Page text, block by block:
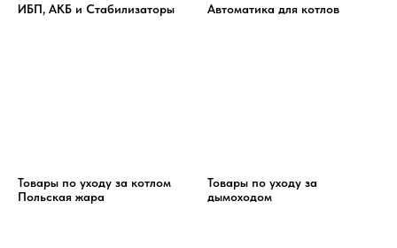
ИБП, АКБ и Стабилизаторы Автоматика для котлов
Товары по уходу за котлом
Польская жара
Товары по уходу за
дымоходом